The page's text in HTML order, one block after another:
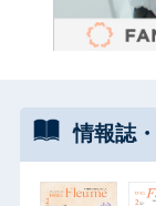
情報誌・